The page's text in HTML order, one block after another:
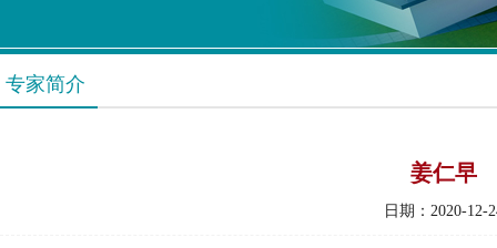
专家简介
姜仁早
日期：2020-12-